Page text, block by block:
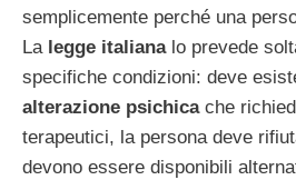
semplicemente perché una
Lalegge italianalo prevede
specifiche condizioni: deve
alterazione psichicache
terapeutici, la persona deve
devono essere disponibili